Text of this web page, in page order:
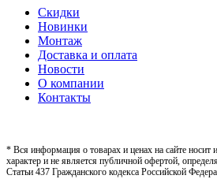
Скидки
Новинки
Монтаж
Доставка и оплата
Новости
О компании
Контакты
* Вся информация о товарах и ценах на сайте
характер и не является публичной офертой,
Статьи 437 Гражданского кодекса Российской